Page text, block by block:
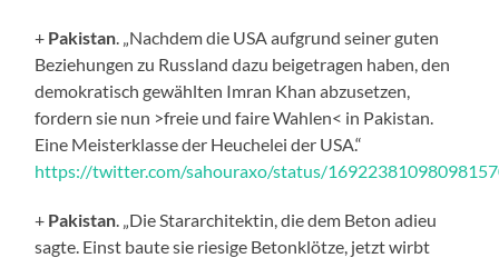
+ Pakistan . „Nachdem die USA aufgrund seiner guten
Beziehungen zu Russland dazu beigetragen haben, den
demokratisch gewählten Imran Khan abzusetzen,
fordern sie nun >freie und faire Wahlen< in Pakistan.
Eine Meisterklasse der Heuchelei der USA.“
https://twitter.com/sahouraxo/status/
+ Pakistan . „Die Stararchitektin, die dem Beton adieu
sagte. Einst baute sie riesige Betonklötze, jetzt wirbt